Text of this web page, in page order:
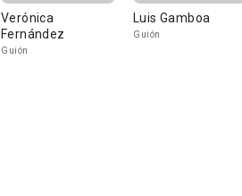
Verónica
Fernández
Guión
Luis Gamboa
Guión